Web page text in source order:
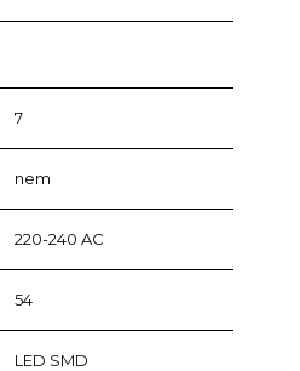
7
nem
220-240 AC
54
LED SMD